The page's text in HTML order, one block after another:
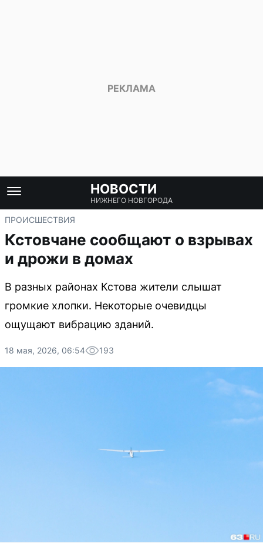
НОВОСТИ
НИЖНЕГО НОВГОРОДА
ПРОИСШЕСТВИЯ
Кстовчане сообщают о взрывах
и дрожи в домах
В разных районах Кстова жители слышат
громкие хлопки. Некоторые очевидцы
ощущают вибрацию зданий.
18 мая, 2026, 06:54 193